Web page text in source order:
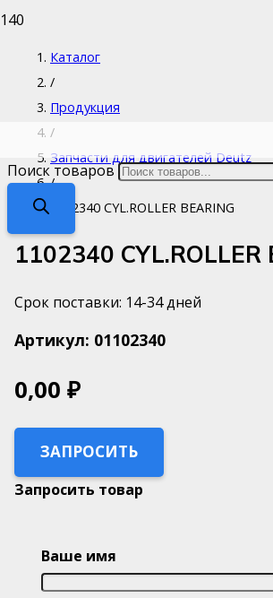
Поиск товаров
Каталог
/
Продукция
/
Запчасти для двигателей Deutz
/
1102340 CYL.ROLLER BEARING
1102340 CYL.ROLLER
Срок поставки: 14-34 дней
Артикул: 01102340
0,00 ₽
ЗАПРОСИТЬ
Запросить товар
Ваше имя